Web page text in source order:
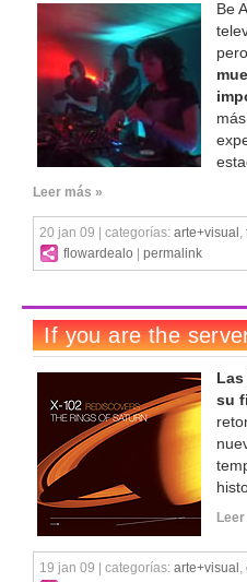
Be
Leer más »
20 jan 09 | categorías: arte+visual ,
flowardealo
permalink
su
19 jan 09 | categorías: arte+visual ,